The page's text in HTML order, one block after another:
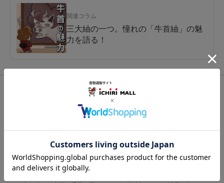
関連コラム
三大紬の一つ。憧れの「牛首紬」の魅
力を語る！
紬（つむぎ） /牛首紬
この商品を見た人は
こちらの商品も見ています